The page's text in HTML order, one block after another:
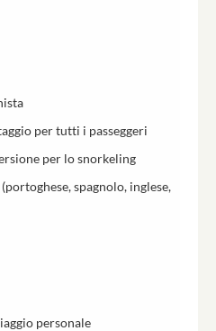
per tutti i passeggeri
per lo snorkeling
spagnolo, inglese,
personale